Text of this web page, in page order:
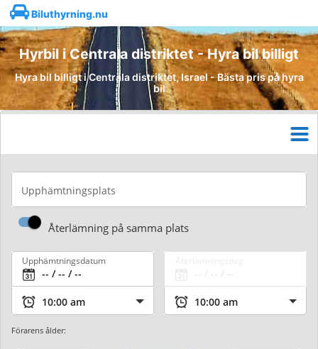
Biluthyrning.nu
Hyrbil i Centrala distriktet - Hyra bil billigt
Hyra bil billigt i Centrala distriktet, Israel - Bästa pris på hyra
bil
Upphämtningsplats
Återlämning på samma plats
Upphämtningsdatum
Förarens ålder: